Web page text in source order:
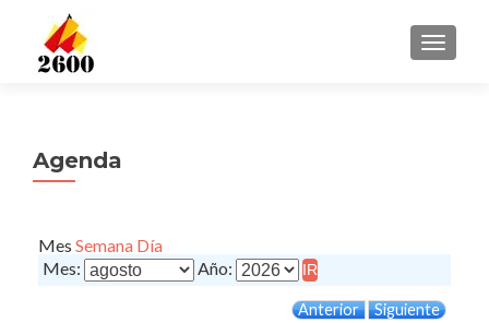
Agenda
Mes Semana Día
Mes:
Año:
Anterior Siguiente